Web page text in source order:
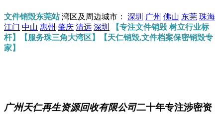
文件销毁东莞站湾区及周边城市： 深圳 广州 佛山 东莞 珠海
江门 中山 惠州 肇庆 清远 深圳
【专注文件销毁 树立行业标
杆】【服务珠三角大湾区】【天仁销毁,文件档案保密销毁专
家】
广州天仁再生资源回收有限公司二十年专注涉密资